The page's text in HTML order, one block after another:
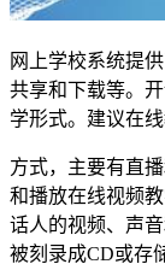
网上学校系统提
共享和下载等。
学形式。建议在
方式，主要有直
和播放在线视频
话人的视频、声
被刻录成CD或存